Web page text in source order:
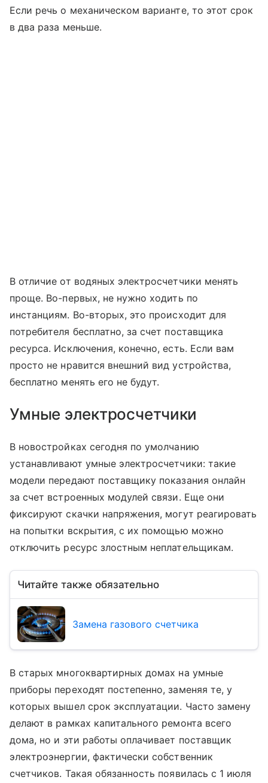
Если речь о механическом варианте, то этот срок
в два раза меньше.
В отличие от водяных электросчетчики менять
проще. Во-первых, не нужно ходить по
инстанциям. Во-вторых, это происходит для
потребителя бесплатно, за счет поставщика
ресурса. Исключения, конечно, есть. Если вам
просто не нравится внешний вид устройства,
бесплатно менять его не будут.
Умные электросчетчики
В новостройках сегодня по умолчанию
устанавливают умные электросчетчики: такие
модели передают поставщику показания онлайн
за счет встроенных модулей связи. Еще они
фиксируют скачки напряжения, могут реагировать
на попытки вскрытия, с их помощью можно
отключить ресурс злостным неплательщикам.
Читайте также обязательно
Замена газового счетчика
В старых многоквартирных домах на умные
приборы переходят постепенно, заменяя те, у
которых вышел срок эксплуатации. Часто замену
делают в рамках капитального ремонта всего
дома, но и эти работы оплачивает поставщик
электроэнергии, фактически собственник
счетчиков. Такая обязанность появилась с 1 июля